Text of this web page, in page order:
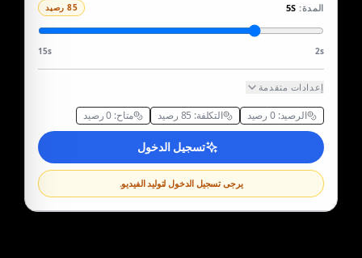
المدة:
5S
85 رصيد
2s
15s
إعدادات متقدمة
الرصيد:
0 رصيد التكلفة:
85 رصيد متاح:
0 رصيد
تسجيل الدخول
يرجى تسجيل الدخول لتوليد الفيديو.